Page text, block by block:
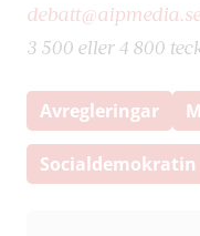
debatt@aipmedia.se
3 500 eller 4 800
Avregleringar
Socialdemokratin